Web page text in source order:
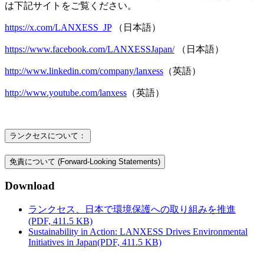
は下記サイトをご覧ください。
https://x.com/LANXESS_JP （日本語）
https://www.facebook.com/LANXESSJapan/ （日本語）
http://www.linkedin.com/company/lanxess （英語）
http://www.youtube.com/lanxess （英語）
ランクセスについて：
免責について (Forward-Looking Statements)
Download
ランクセス、日本で環境保護への取り組みを推進
(PDF, 411.5 KB)
Sustainability in Action: LANXESS Drives Environmental
Initiatives in Japan(PDF, 411.5 KB)